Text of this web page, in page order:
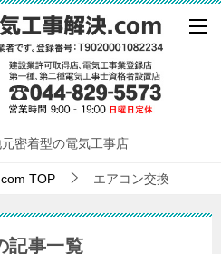
密着型の電気工事店
TOP エアコン交換
記事一覧